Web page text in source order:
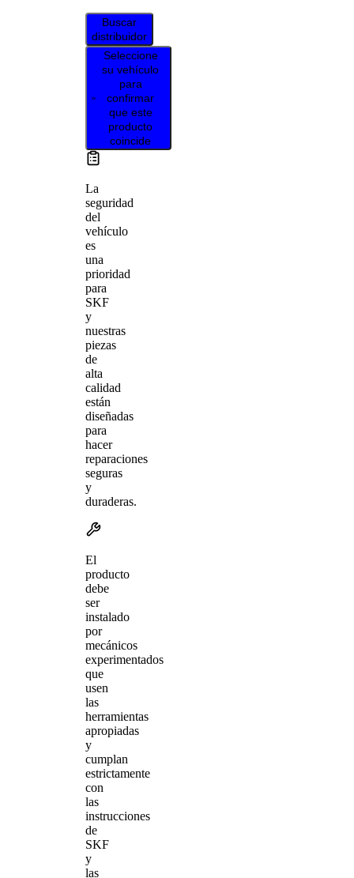
Buscar
distribuidor
Seleccione
su vehículo
para
confirmar
que este
producto
coincide
La
seguridad
del
vehículo
es
una
prioridad
para
SKF
y
nuestras
piezas
de
alta
calidad
están
diseñadas
para
hacer
reparaciones
seguras
y
duraderas.
El
producto
debe
ser
instalado
por
mecánicos
experimentados
que
usen
las
herramientas
apropiadas
y
cumplan
estrictamente
con
las
instrucciones
de
SKF
y
las